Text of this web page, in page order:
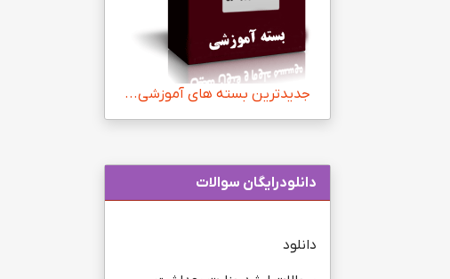
جدیدترین بسته های آموزشی...
دانلودرایگان سوالات
دانلود